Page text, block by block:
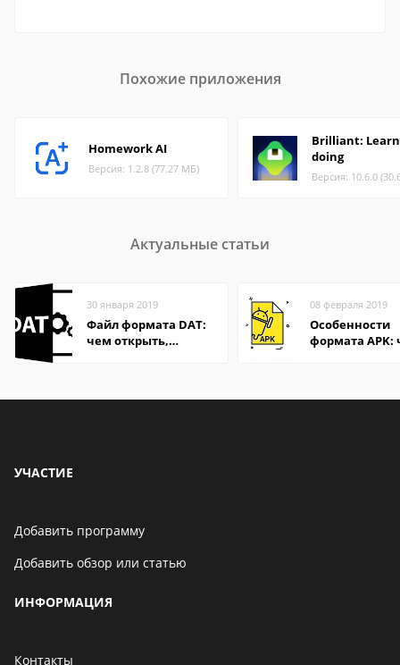
Похожие приложения
Homework AI
Версия: 1.2.8 (77.27 МБ)
Brilliant:
doing
Версия: 10.6.0
Актуальные статьи
30 января 2019
Файл формата DAT:
чем открыть,
08 февраля 2019
Особенности
формата APK:
УЧАСТИЕ
Добавить программу
Добавить обзор или статью
ИНФОРМАЦИЯ
Контакты